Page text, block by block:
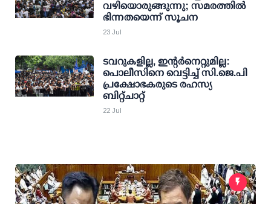
വഴിയൊരുങ്ങുന്നു; സമരത്തില്‍
ഭിന്നതയെന്ന് സൂചന
23 Jul
ടവറുകളില്ല, ഇന്റര്‍നെറ്റുമില്ല:
പൊലീസിനെ വെട്ടിച്ച് സി.ജെ.പി
പ്രക്ഷോഭകരുടെ രഹസ്യ
ബിറ്റ്ചാറ്റ്
22 Jul